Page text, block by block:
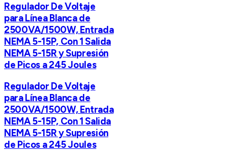
Regulador De Voltaje
para Línea Blanca de
2500VA/1500W, Entrada
NEMA 5-15P, Con 1 Salida
NEMA 5-15R y Supresión
de Picos a 245 Joules
Regulador De Voltaje
para Línea Blanca de
2500VA/1500W, Entrada
NEMA 5-15P, Con 1 Salida
NEMA 5-15R y Supresión
de Picos a 245 Joules